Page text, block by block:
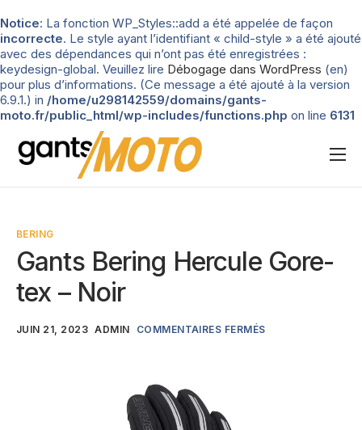
Notice: La fonction WP_Styles::add a été appelée de façon
incorrecte. Le style ayant l’identifiant « child-style » a été ajouté
avec des dépendances qui n’ont pas été enregistrées :
keydesign-global. Veuillez lire Débogage dans WordPress (en)
pour plus d’informations. (Ce message a été ajouté à la version
6.9.1.) in /home/u298142559/domains/gants-
moto.fr/public_html/wp-includes/functions.php on line 6131
Nos tests
Types de gants
Guide d’achat
BERING
Gants Bering Hercule Gore-
tex – Noir
JUIN 21, 2023 ADMIN COMMENTAIRES FERMÉS